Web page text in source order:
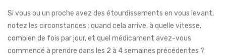
Si vous ou un proche avez des étourdissements en vous levant,
notez les circonstances : quand cela arrive, à quelle vitesse,
combien de fois par jour, et quel médicament avez-vous
commencé à prendre dans les 2 à 4 semaines précédentes ?